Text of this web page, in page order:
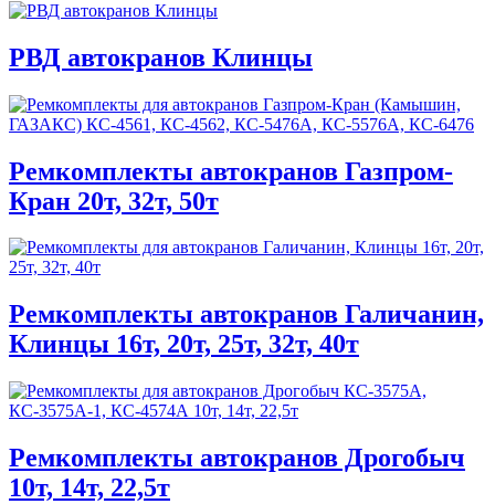
РВД автокранов Клинцы
Ремкомплекты автокранов Газпром-
Кран 20т, 32т, 50т
Ремкомплекты автокранов Галичанин,
Клинцы 16т, 20т, 25т, 32т, 40т
Ремкомплекты автокранов Дрогобыч
10т, 14т, 22,5т